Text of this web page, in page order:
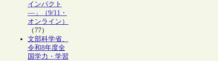
インパクト
―」（9/11・
オンライン）
（77）
文部科学省、
令和8年度全
国学力・学習